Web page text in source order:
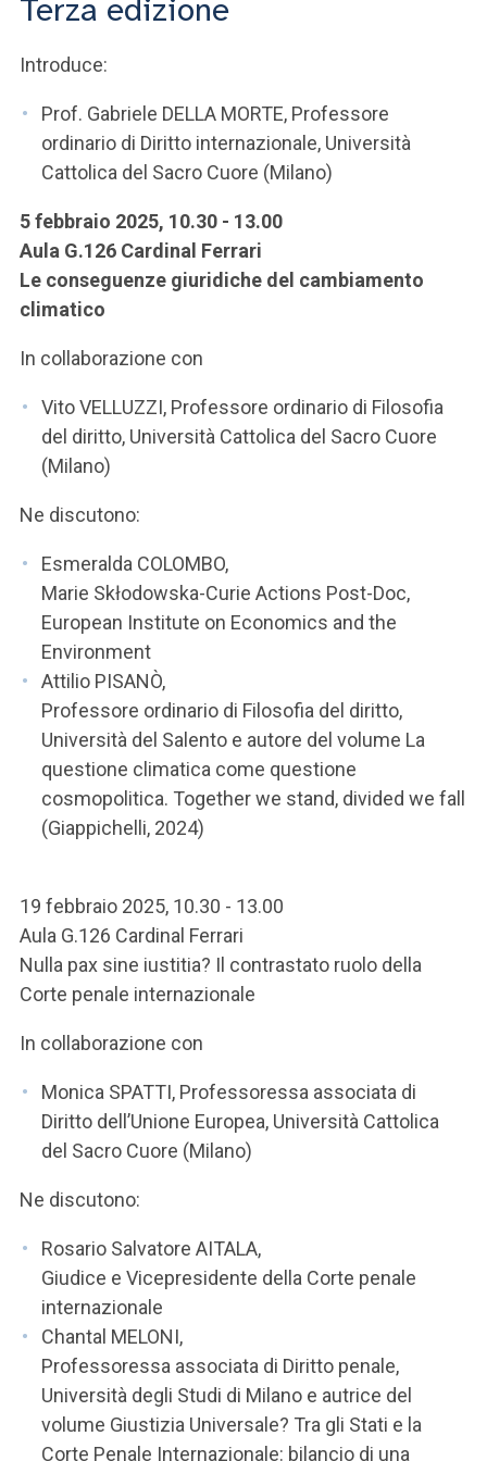
SEI UN DOCENTE O UN MEMBRO DELLO STAFF
ACCEDI A CLOUDMAIL
Terza edizione
Introduce:
Prof. Gabriele DELLA MORTE, Professore
ordinario di Diritto internazionale, Università
Cattolica del Sacro Cuore (Milano)
5 febbraio 2025, 10.30 - 13.00
Aula G.126 Cardinal Ferrari
Le conseguenze giuridiche del cambiamento
climatico
In collaborazione con
Vito VELLUZZI, Professore ordinario di Filosofia
del diritto, Università Cattolica del Sacro Cuore
(Milano)
Ne discutono:
Esmeralda COLOMBO,
Marie Skłodowska-Curie Actions Post-Doc,
European Institute on Economics and the
Environment
Attilio PISANÒ,
Professore ordinario di Filosofia del diritto,
Università del Salento e autore del volume La
questione climatica come questione
cosmopolitica. Together we stand, divided we fall
(Giappichelli, 2024)
19 febbraio 2025, 10.30 - 13.00
Aula G.126 Cardinal Ferrari
Nulla pax sine iustitia? Il contrastato ruolo della
Corte penale internazionale
In collaborazione con
Monica SPATTI, Professoressa associata di
Diritto dell’Unione Europea, Università Cattolica
del Sacro Cuore (Milano)
Ne discutono:
Rosario Salvatore AITALA,
Giudice e Vicepresidente della Corte penale
internazionale
Chantal MELONI,
Professoressa associata di Diritto penale,
Università degli Studi di Milano e autrice del
volume Giustizia Universale? Tra gli Stati e la
Corte Penale Internazionale: bilancio di una